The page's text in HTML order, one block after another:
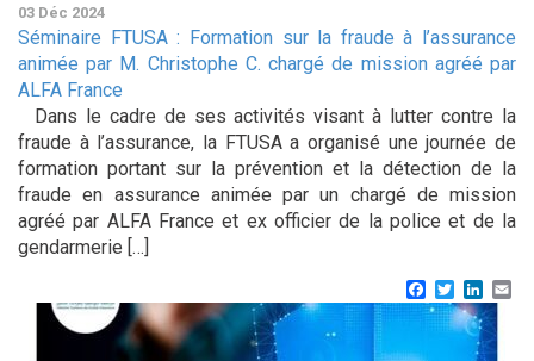
03 Déc 2024
Séminaire FTUSA : Formation sur la fraude à l’assurance
animée par M. Christophe C. chargé de mission agréé par
ALFA France
Dans le cadre de ses activités visant à lutter contre la
fraude à l’assurance, la FTUSA a organisé une journée de
formation portant sur la prévention et la détection de la
fraude en assurance animée par un chargé de mission
agréé par ALFA France et ex officier de la police et de la
gendarmerie […]
Facebook
Twitter